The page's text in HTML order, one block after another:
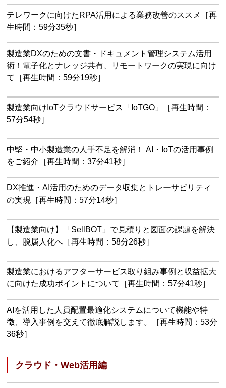
テレワークに向けたRPA活用による業務改善のススメ［再
生時間：59分35秒］
製造業DXのための文書・ドキュメント管理システム活用
術！電子化とナレッジ共有、リモートワークの実現に向け
て［再生時間：59分19秒］
製造業向けIoTクラウドサービス「IoTGO」［再生時間：
57分54秒］
中堅・中小製造業の人手不足を解消！ AI・IoTの活用事例
をご紹介［再生時間：37分41秒］
DX推進・AI活用のためのデータ収集とトレーサビリティ
の実現［再生時間：57分14秒］
【製造業向け】「SellBOT」で見積りと図面の課題を解決
し、脱属人化へ［再生時間：58分26秒］
製造業におけるアフターサービス取り組み事例と収益拡大
に向けた成功ポイントについて［再生時間：57分41秒］
AIを活用した人員配置最適化システムについて機能や特
徴、導入事例を交えて徹底解説します。［再生時間：53分
36秒］
クラウド・Web活用編